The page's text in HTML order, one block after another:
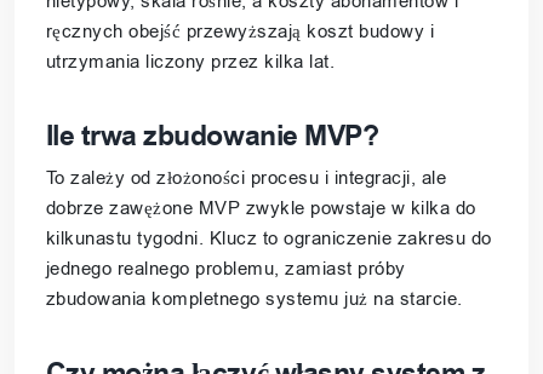
ręcznych obejść przewyższają koszt budowy i
utrzymania liczony przez kilka lat.
Ile trwa zbudowanie MVP?
To zależy od złożoności procesu i integracji, ale
dobrze zawężone MVP zwykle powstaje w kilka do
kilkunastu tygodni. Klucz to ograniczenie zakresu do
jednego realnego problemu, zamiast próby
zbudowania kompletnego systemu już na starcie.